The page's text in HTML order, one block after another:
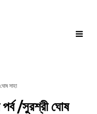
সাহা
/সুরশ্রী ঘোষ